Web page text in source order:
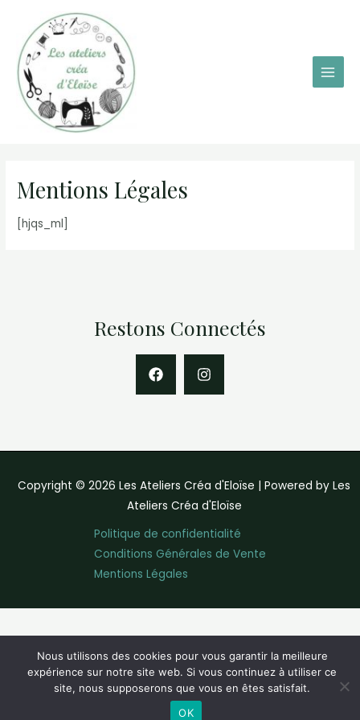
contenu
Mentions Légales
[hjqs_ml]
Restons Connectés
Copyright © 2026 Les Ateliers Créa d'Eloïse | Powered by Les
Ateliers Créa d'Eloïse
Politique de confidentialité
Conditions Générales de Vente
Mentions Légales
Nous utilisons des cookies pour vous garantir la meilleure
expérience sur notre site web. Si vous continuez à utiliser ce
site, nous supposerons que vous en êtes satisfait.
OK